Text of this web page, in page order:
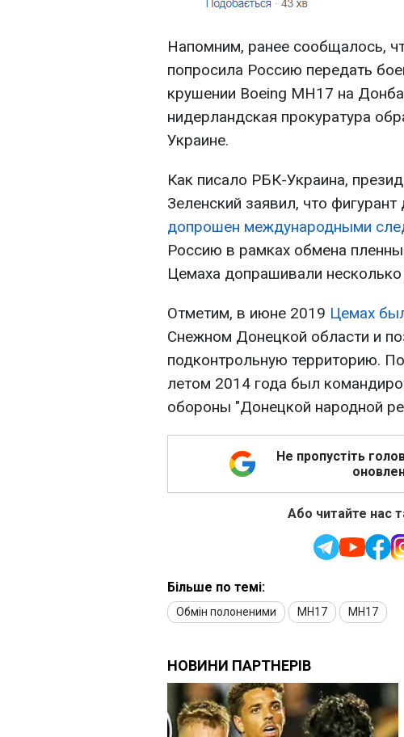
Напомним, ранее сообщалось,
попросила Россию передать
крушении Boeing MH17 на
нидерландская прокуратура
Украине.
Как писало РБК-Украина,
Зеленский заявил, что
допрошен международными
Россию в рамках обмена
Цемаха допрашивали несколько
Отметим, в июне 2019 Цемах
Снежном Донецкой области и
подконтрольную территорию.
летом 2014 года был
обороны "Донецкой народной
Не пропустіть
Або читайте нас
Більше по темі:
Обмін полоненими MH17 МН17